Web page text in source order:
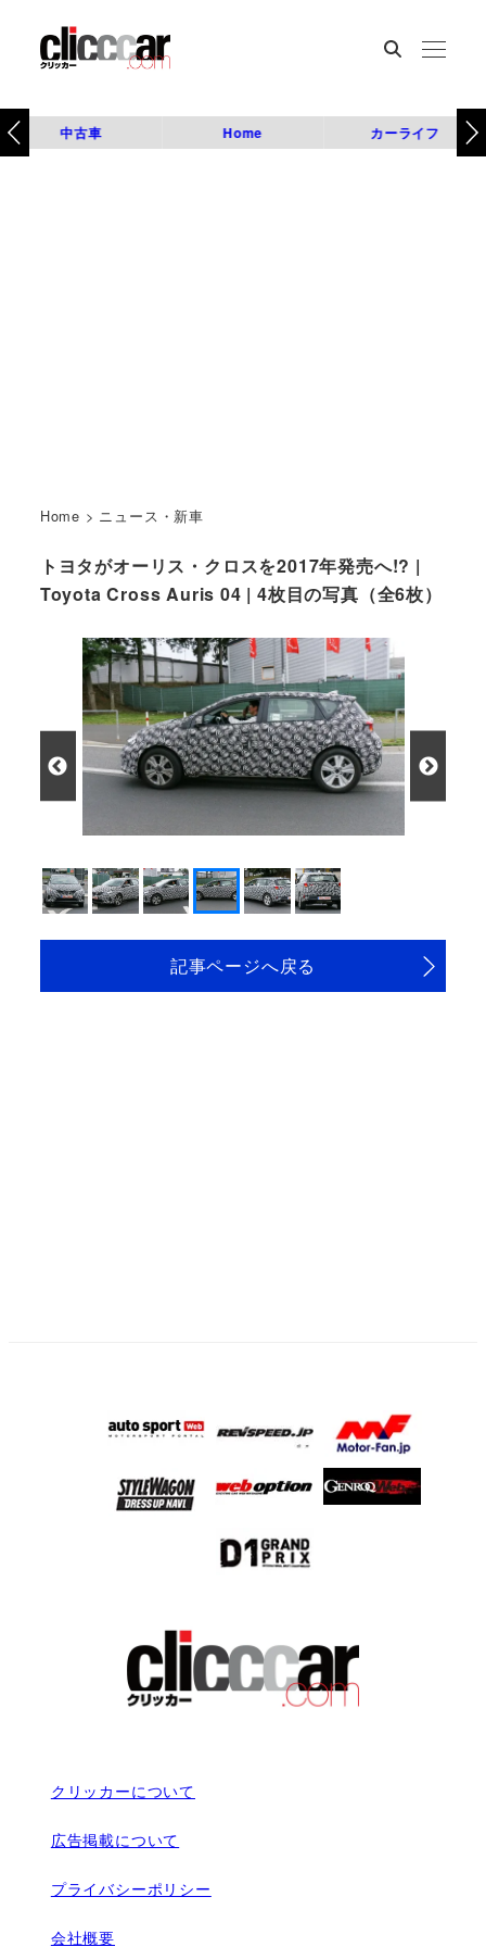
中古車 Home カーライフ
Home > ニュース・新車
トヨタがオーリス・クロスを2017年発売へ!? |
Toyota Cross Auris 04 | 4枚目の写真（全6枚）
記事ページへ戻る
クリッカーについて
広告掲載について
プライバシーポリシー
会社概要